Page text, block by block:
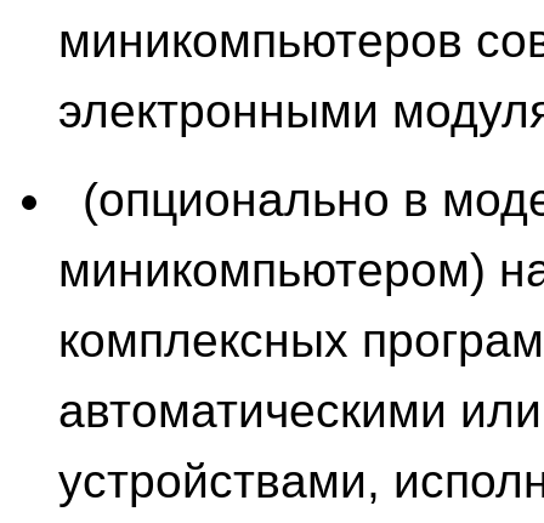
миникомпьютеров
электронными
(опционально в
миникомпьютером)
комплексных
автоматическими
устройствами,